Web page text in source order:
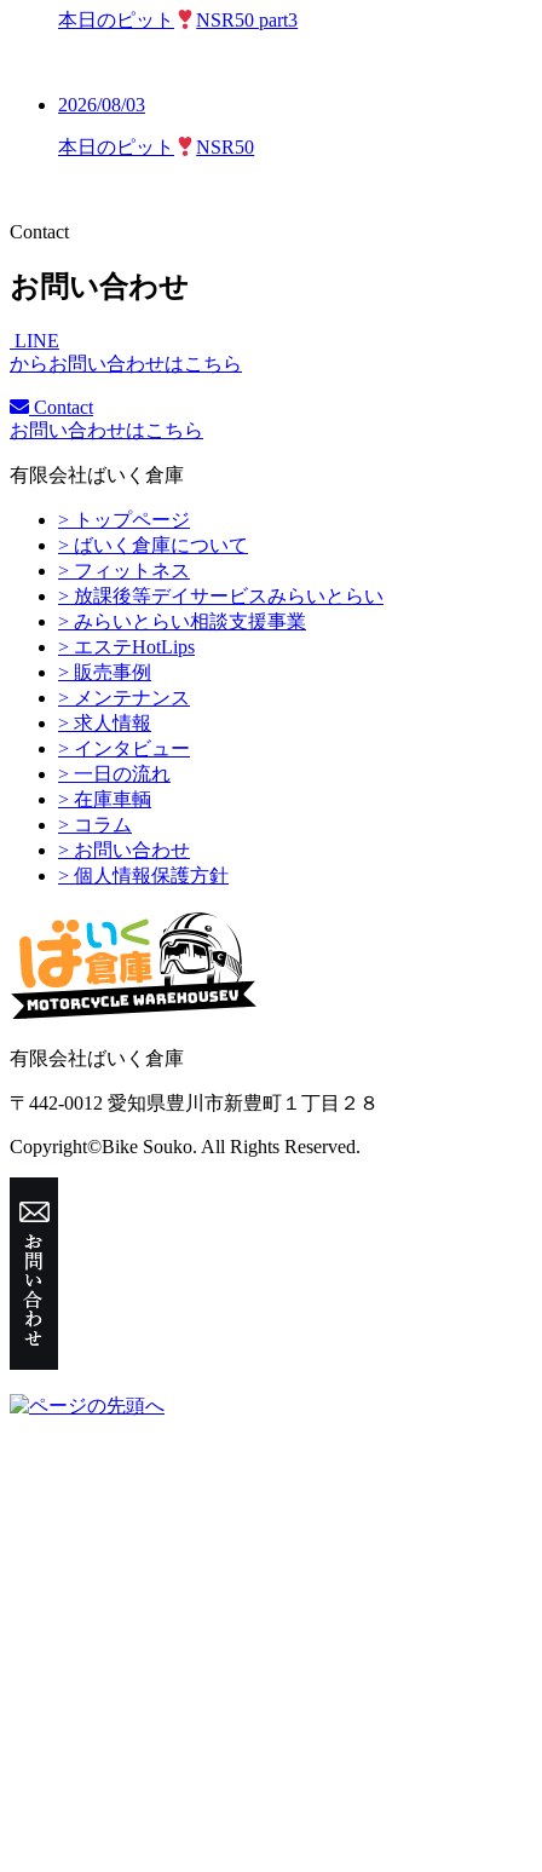
本日のピット NSR50 part3
2026/08/03
本日のピット NSR50
Contact
お問い合わせ
LINE
からお問い合わせはこちら
Contact
お問い合わせはこちら
有限会社ばいく倉庫
> トップページ
> ばいく倉庫について
> フィットネス
> 放課後等デイサービスみらいとらい
> みらいとらい相談支援事業
> エステHotLips
> 販売事例
> メンテナンス
> 求人情報
> インタビュー
> 一日の流れ
> 在庫車輌
> コラム
> お問い合わせ
> 個人情報保護方針
有限会社ばいく倉庫
〒442-0012 愛知県豊川市新豊町１丁目２８
Copyright©Bike Souko. All Rights Reserved.